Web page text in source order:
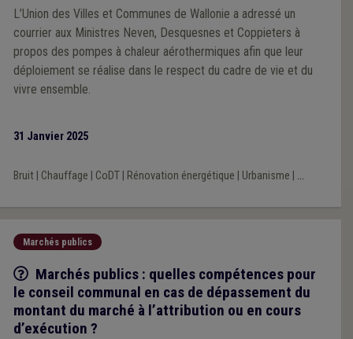
L’Union des Villes et Communes de Wallonie a adressé un
courrier aux Ministres Neven, Desquesnes et Coppieters à
propos des pompes à chaleur aérothermiques afin que leur
déploiement se réalise dans le respect du cadre de vie et du
vivre ensemble.
31 Janvier 2025
Bruit| Chauffage CoDT| Rénovation énergétique Urbanisme ...
Marchés publics
Q/R
Marchés publics : quelles compétences pour
le conseil communal en cas de dépassement du
montant du marché à l’attribution ou en cours
d’exécution ?